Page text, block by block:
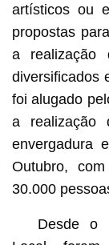
artísticos ou
propostas
a realização
diversificados
foi alugado
a realização
envergadura
Outubro,
30.000
Desde o